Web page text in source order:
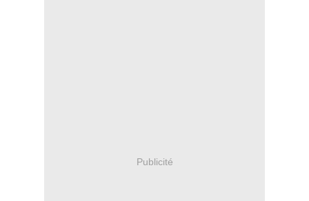
Publicité